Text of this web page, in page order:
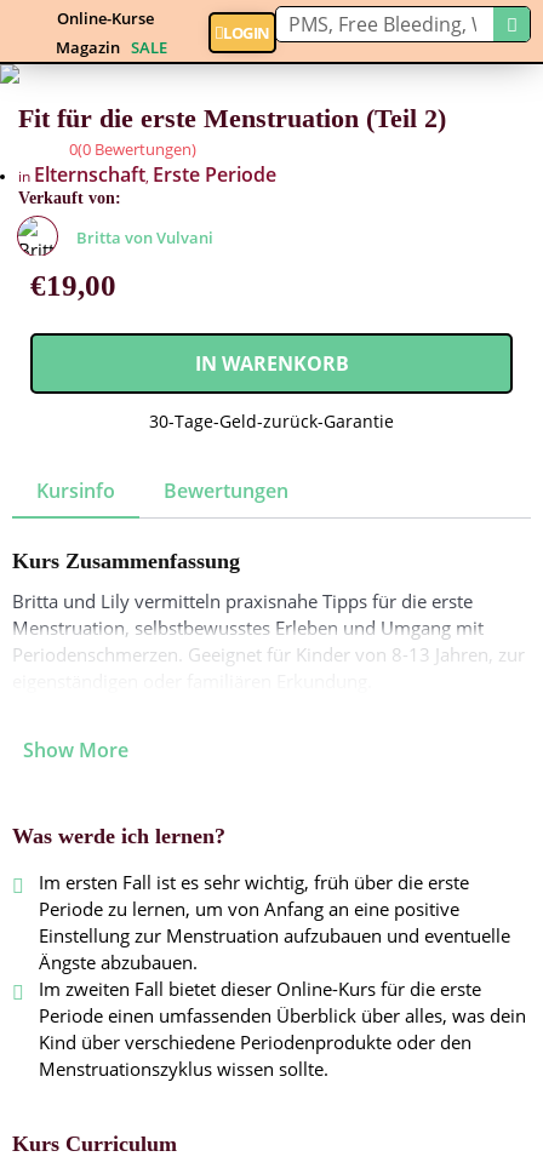
Online-Kurse
Magazin SALE
LOGIN
Fit für die erste Menstruation (Teil 2)
0(0 Bewertungen)
in Elternschaft, Erste Periode
Verkauft von:
Britta von Vulvani
€19,00
IN WARENKORB
30-Tage-Geld-zurück-Garantie
Kursinfo Bewertungen
Kurs Zusammenfassung
Britta und Lily vermitteln praxisnahe Tipps für die erste
Menstruation, selbstbewusstes Erleben und Umgang mit
Periodenschmerzen. Geeignet für Kinder von 8-13 Jahren, zur
Show More
Was werde ich lernen?
Im ersten Fall ist es sehr wichtig, früh über die erste
Periode zu lernen, um von Anfang an eine positive
Einstellung zur Menstruation aufzubauen und eventuelle
Ängste abzubauen.
Im zweiten Fall bietet dieser Online-Kurs für die erste
Periode einen umfassenden Überblick über alles, was dein
Kind über verschiedene Periodenprodukte oder den
Menstruationszyklus wissen sollte.
Kurs Curriculum